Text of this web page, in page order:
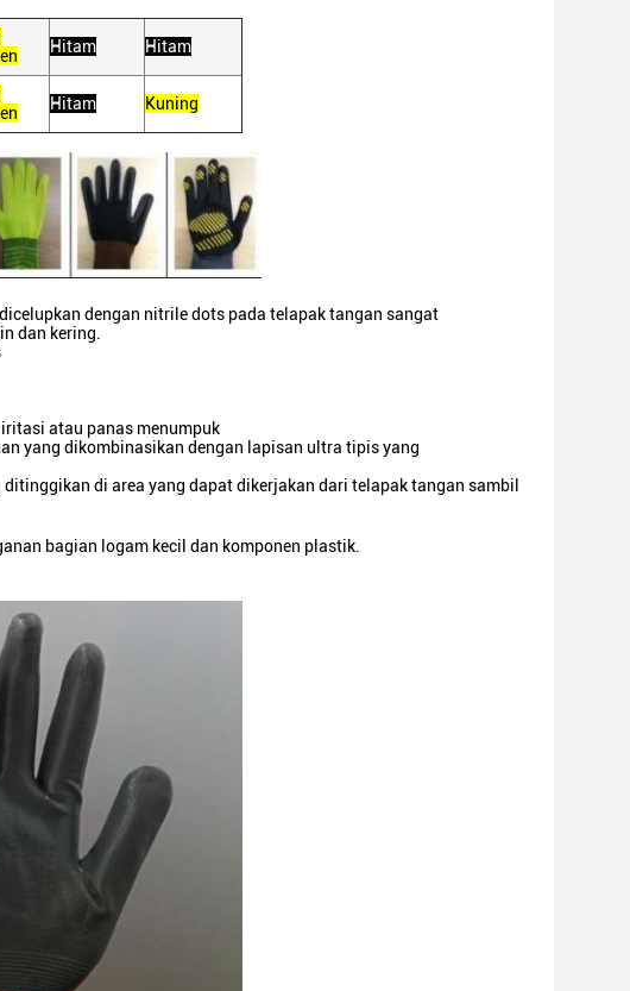
Hitam Hitam
Hitam Kuning
dengan nitrile dots pada telapak tangan sangat
dan kering.
atau panas menumpuk
yang dikombinasikan dengan lapisan ultra tipis yang
di area yang dapat dikerjakan dari telapak tangan sambil
bagian logam kecil dan komponen plastik.